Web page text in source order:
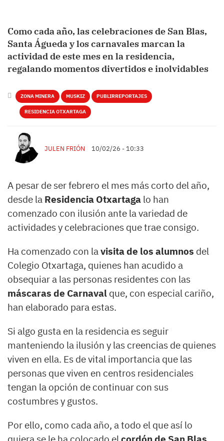
Como cada año, las celebraciones de San Blas,
Santa Águeda y los carnavales marcan la
actividad de este mes en la residencia,
regalando momentos divertidos e inolvidables
ZONA MINERA MUSKIZ PUBLIRREPORTAJES
RESIDENCIA OTXARTAGA
JULEN FRIÓN 10/02/26 - 10:33
A pesar de ser febrero el mes más corto del año,
desde la Residencia Otxartaga lo han
comenzado con ilusión ante la variedad de
actividades y celebraciones que trae consigo.
Ha comenzado con lavisita de los alumnos del
Colegio Otxartaga, quienes han acudido a
obsequiar a las personas residentes con las
máscaras de Carnaval que, con especial cariño,
han elaborado para estas.
Si algo gusta en la residencia es seguir
manteniendo la ilusión y las creencias de quienes
viven en ella. Es de vital importancia que las
personas que viven en centros residenciales
tengan la opción de continuar con sus
costumbres y gustos.
Por ello, como cada año, a todo el que así lo